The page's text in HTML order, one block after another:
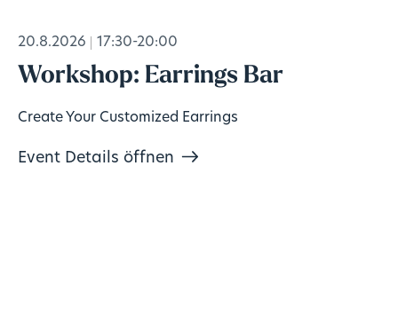
20.8.2026 17:30-20:00
Workshop: Earrings Bar
Create Your Customized Earrings
Event Details öffnen